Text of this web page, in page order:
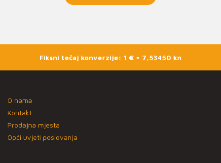
Fiksni tečaj konverzije: 1 € = 7,53450 kn
O nama
Kontakt
Prodajna mjesta
Opći uvjeti poslovanja